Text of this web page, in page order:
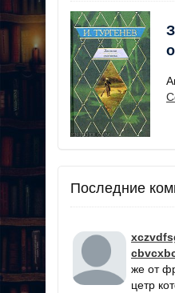
Последние
же от
цетр